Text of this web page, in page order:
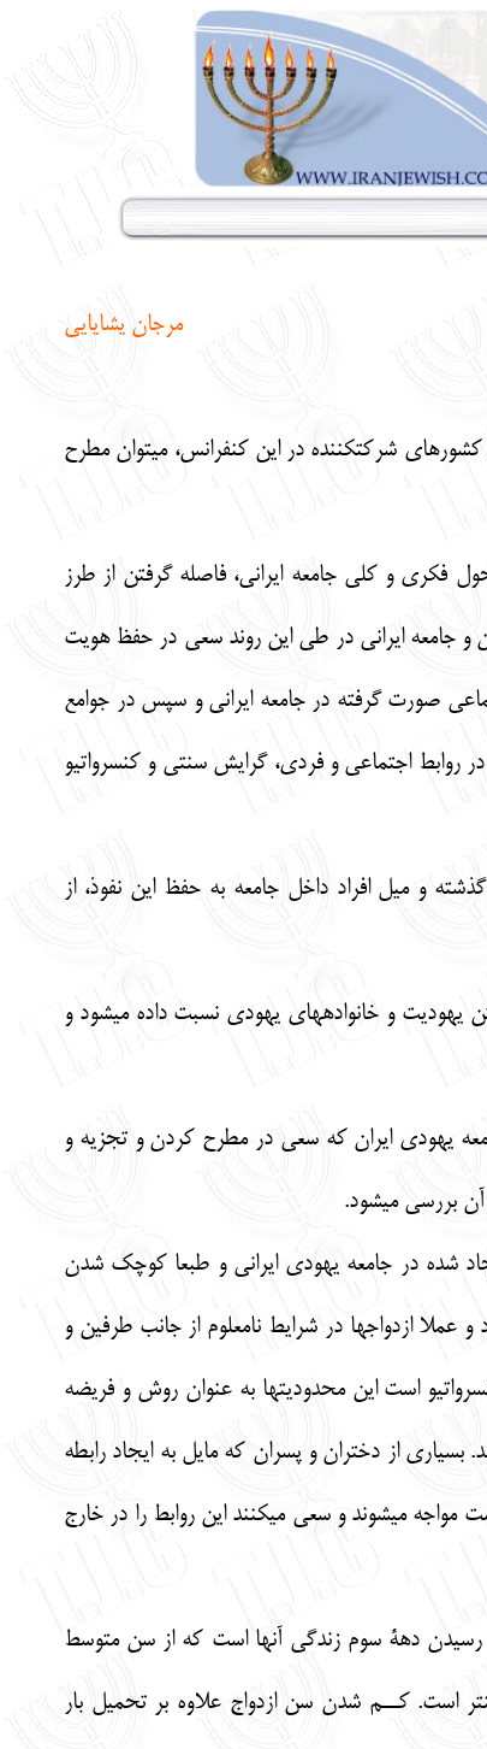
مرجان يشايايي
شركت‏كننده در اين كنفرانس، مي‏توان مطرح
فكري و كلي جامعه ايراني، فاصله گرفتن از طرز
و جامعه ايراني در طي اين روند سعي در حفظ هويت
صورت گرفته در جامعه ايراني و سپس در جوامع
اجتماعي و فردي، گرايش سنتي و كنسرواتيو
و ميل افراد داخل جامعه به حفظ اين نفوذ، از
يهوديت و خانواده‏هاي يهودي نسبت داده مي‏شود و
يهودي ايران كه سعي در مطرح كردن و تجزيه و
آن بررسي مي‏شود.
شده در جامعه يهودي ايراني و طبعا كوچك شدن
عملا ازدواج‏ها در شرايط نامعلوم از جانب طرفين و
است اين محدوديت‏ها به عنوان روش و فريضه
بسياري از دختران و پسران كه مايل به ايجاد رابطه
مواجه مي‏شوند و سعي مي‏كنند اين روابط را در خارج
رسيدن دهة سوم زندگي آنها است كه از سن متوسط
است. كــم شدن سن ازدواج علاوه بر تحميل بار